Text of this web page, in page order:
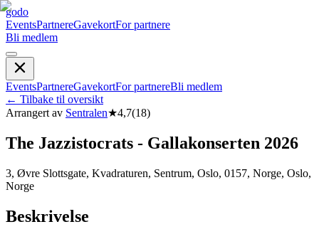
godo
EventsPartnereGavekortFor partnere
Bli medlem
EventsPartnereGavekortFor partnereBli medlem
← Tilbake til oversikt
Arrangert av Sentralen★4,7(18)
The Jazzistocrats - Gallakonserten 2026
3, Øvre Slottsgate, Kvadraturen, Sentrum, Oslo, 0157, Norge, Oslo,
Norge
Beskrivelse